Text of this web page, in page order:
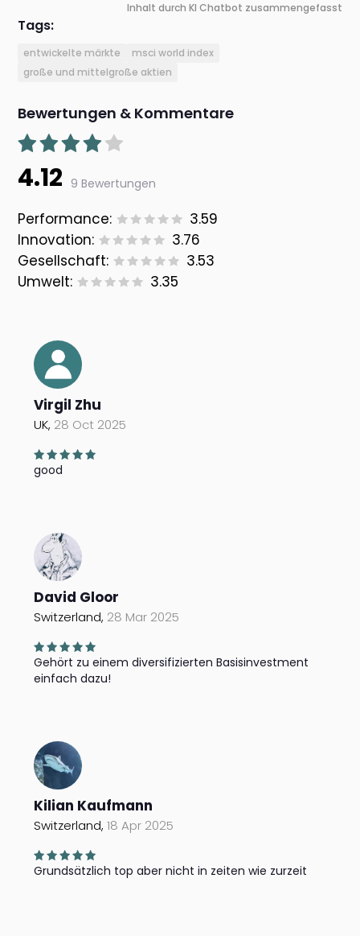
Inhalt durch KI Chatbot zusammengefasst
Tags:
entwickelte märkte
msci world index
große und mittelgroße aktien
Bewertungen & Kommentare
4.12 9 Bewertungen
Performance:
3.59
Innovation:
3.76
Gesellschaft:
3.53
Umwelt:
3.35
Virgil Zhu
UK, 28 Oct 2025
good
David Gloor
Switzerland, 28 Mar 2025
Gehört zu einem diversifizierten Basisinvestment
einfach dazu!
Kilian Kaufmann
Switzerland,18 Apr 2025
Grundsätzlich top aber nicht in zeiten wie zurzeit